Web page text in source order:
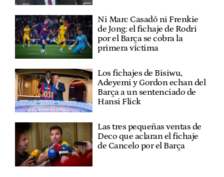
Ni Marc Casadó ni Frenkie
de Jong: el fichaje de Rodri
por el Barça se cobra la
primera víctima
Los fichajes de Bisiwu,
Adeyemi y Gordon echan del
Barça a un sentenciado de
Hansi Flick
Las tres pequeñas ventas de
Deco que aclaran el fichaje
de Cancelo por el Barça